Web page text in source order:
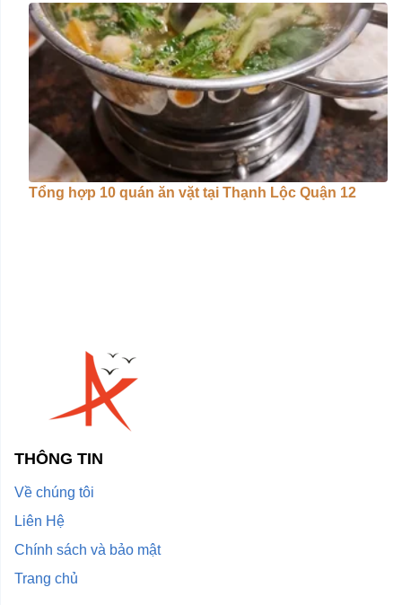
Tổng hợp 10 quán ăn vặt tại Thạnh Lộc Quận 12
THÔNG TIN
Về chúng tôi
Liên Hệ
Chính sách và bảo mật
Trang chủ